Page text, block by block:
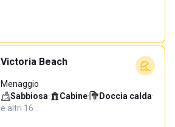
Victoria Beach
Menaggio
Sabbiosa· Cabine· Doccia calda·
e altri 16…